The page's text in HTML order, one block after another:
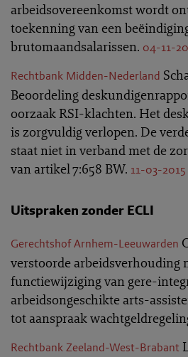
arbeidsovereenkomst wordt
toekenning van een
brutomaandsalarissen. 04-11-
Rechtbank Midden-Nederland
Beoordeling
oorzaak RSI-klachten. Het
is zorgvuldig verlopen. De
staat niet in verband met de
van artikel 7:658 BW. 11-03-2015
Uitspraken zonder ECLI
Gerechtshof Arnhem-Leeuwarden
verstoorde arbeidsverhouding
functiewijziging van gere-
arbeidsongeschikte arts-
tot aanspraak
Rechtbank Zeeland-West-Brabant